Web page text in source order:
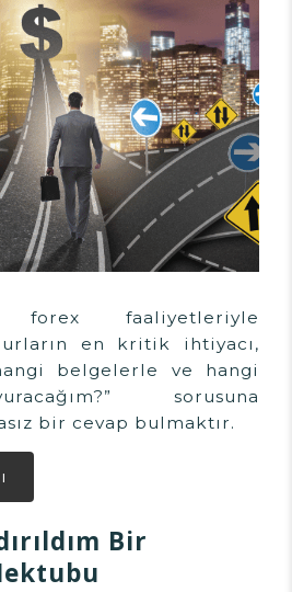
forex faaliyetleriyle
en kritik ihtiyacı,
belgelerle ve hangi
sorusuna
bir cevap bulmaktır.
Bir